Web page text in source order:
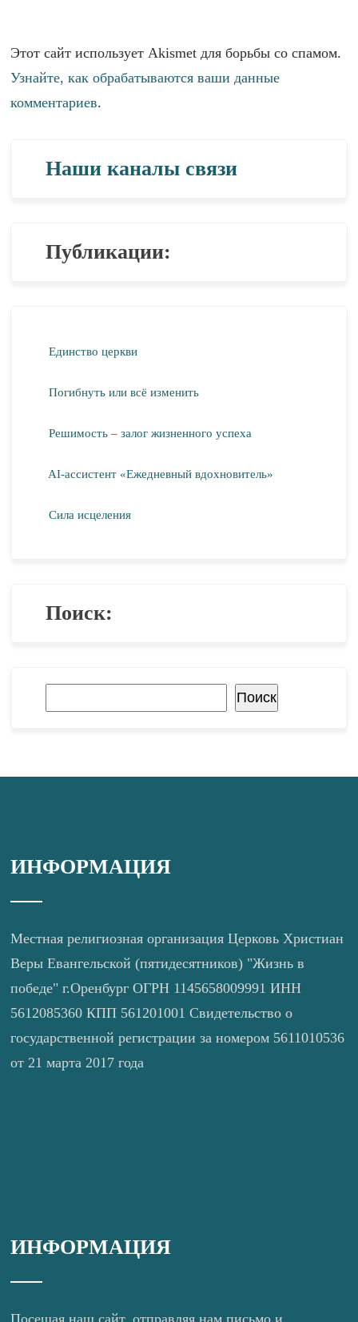
Этот сайт использует Akismet для борьбы со спамом.
Узнайте, как обрабатываются ваши данные
комментариев.
Наши каналы связи
Публикации:
Единство церкви
Погибнуть или всё изменить
Решимость – залог жизненного успеха
AI-ассистент «Ежедневный вдохновитель»
Сила исцеления
Поиск:
Поиск
ИНФОРМАЦИЯ
Местная религиозная организация Церковь Христиан
Веры Евангельской (пятидесятников) "Жизнь в
победе" г.Оренбург ОГРН 1145658009991 ИНН
5612085360 КПП 561201001 Свидетельство о
государственной регистрации за номером 5611010536
от 21 марта 2017 года
ИНФОРМАЦИЯ
Посещая наш сайт, отправляя нам письмо и